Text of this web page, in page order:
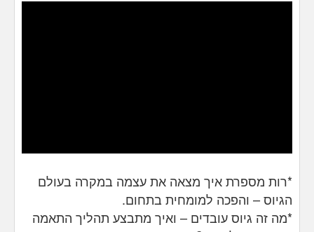
*רות מספרת איך מצאה את עצמה במקרה בעולם
הגיוס – והפכה למומחית בתחום.
*מה זה גיוס עובדים – ואיך מתבצע תהליך התאמה